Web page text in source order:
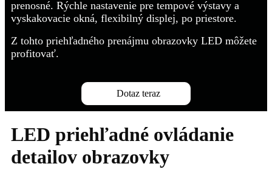
prenosné. Rýchle nastavenie pre tempové výstavy a
vyskakovacie okná, flexibilný displej, po priestore.
Z tohto priehľadného prenájmu obrazovky LED môžete
profitovať.
Dotaz teraz
LED priehľadné ovládanie
detailov obrazovky